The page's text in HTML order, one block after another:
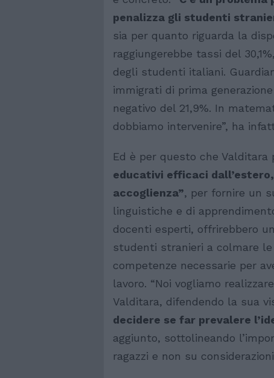
penalizza gli studenti
sia per quanto riguarda la
raggiungerebbe tassi del
degli studenti italiani.
immigrati di prima
negativo del 21,9%. In
dobbiamo intervenire”, ha
Ed è per questo che Valditara
educativi efficaci
accoglienza”, per fornire un
linguistiche e di
docenti esperti, offrirebbero
studenti stranieri a colmare
competenze necessarie per
lavoro. “Noi vogliamo
Valditara, difendendo la sua
decidere se far prevalere
aggiunto, sottolineando
ragazzi e non su